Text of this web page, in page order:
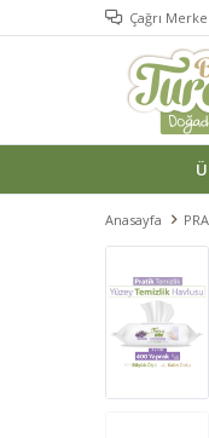
Çağrı
Anasayfa